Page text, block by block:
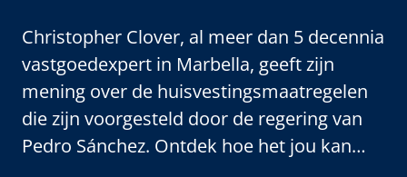
Christopher Clover, al meer dan 5 decennia
vastgoedexpert in Marbella, geeft zijn
mening over de huisvestingsmaatregelen
die zijn voorgesteld door de regering van
Pedro Sánchez. Ontdek hoe het jou kan